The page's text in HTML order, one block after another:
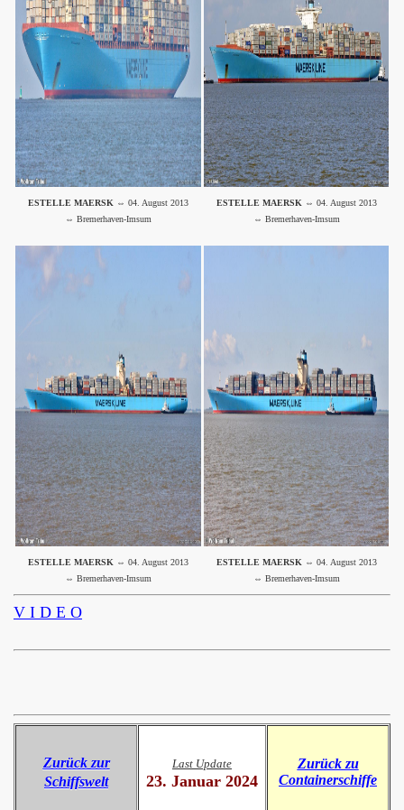
ESTELLE MAERSK ⇔ 04. August 2013
⇔ Bremerhaven-Imsum
ESTELLE MAERSK ⇔ 04. August 2013
⇔ Bremerhaven-Imsum
ESTELLE MAERSK ⇔ 04. August 2013
⇔ Bremerhaven-Imsum
ESTELLE MAERSK ⇔ 04. August 2013
⇔ Bremerhaven-Imsum
V I D E O
Zurück zur
Schiffswelt
Last Update
23. Januar 2024
Zurück zu
Containerschiffe